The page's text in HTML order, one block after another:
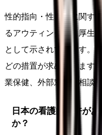
性的指向・性自認に関す
るアウティングは、厚生
として示されています。
どの措置が求められます
業保健、外部窓口に相談で
日本の看護師免許が
か？